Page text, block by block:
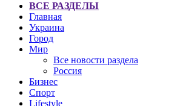
ВСЕ РАЗДЕЛЫ
Главная
Украина
Город
Мир
Все новости раздела
Россия
Бизнес
Спорт
Lifestyle